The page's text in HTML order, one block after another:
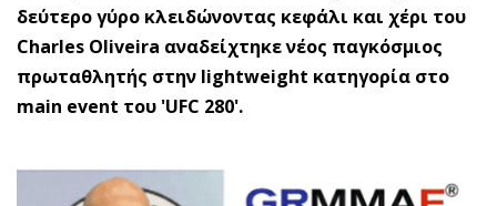
δεύτερο γύρο κλειδώνοντας κεφάλι και χέρι του
Charles Oliveira αναδείχτηκε νέος παγκόσμιος
πρωταθλητής στην lightweight κατηγορία στο
main event του 'UFC 280'.